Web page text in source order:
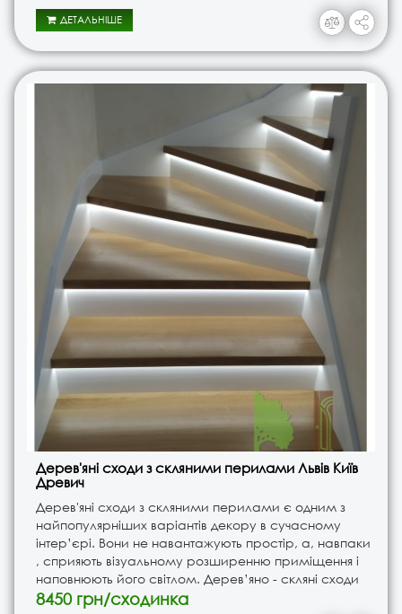
ДЕТАЛЬНІШЕ
Дерев'яні сходи з скляними перилами Львів Київ
Древич
Дерев'яні сходи з скляними перилами є одним з
найпопулярніших варіантів декору в сучасному
інтер’єрі. Вони не навантажують простір, а, навпаки
, сприяють візуальному розширенню приміщення і
наповнюють його світлом. Дерев’яно - скляні сходи
підійдуть для облаштування як великих так і мали..
8450 грн/сходинка